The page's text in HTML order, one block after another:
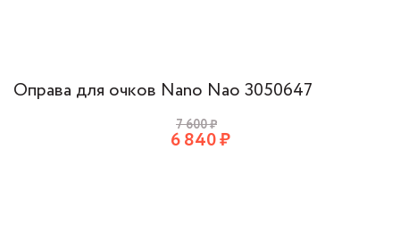
Оправа для очков Nano Nao 3050647
7 600₽
6 840₽